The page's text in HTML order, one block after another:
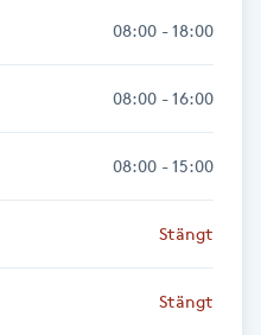
08:00 - 18:00
08:00 - 16:00
08:00 - 15:00
Stängt
Stängt